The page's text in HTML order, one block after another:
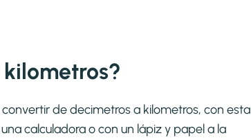
de decimetros a kilometros, con esta
calculadora o con un lápiz y papel a la